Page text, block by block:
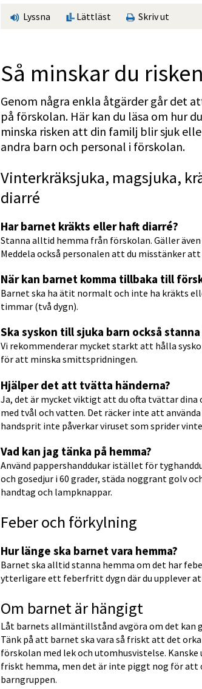
Lyssna Lättläst Skriv ut
Så minskar du
Genom några enkla åtgärder går det
på förskolan. Här kan du läsa om hur
minska risken att din familj blir sjuk
andra barn och personal i förskolan.
Vinterkräksjuka, magsjuka,
diarré
Har barnet kräkts eller haft diarré?
Stanna alltid hemma från förskolan. Gäller även
Meddela också personalen att du misstänker
När kan barnet komma tillbaka till
Barnet ska ha ätit normalt och inte ha kräkts
timmar (två dygn).
Ska syskon till sjuka barn också stanna
Vi rekommenderar mycket starkt att hålla
för att minska smittspridningen.
Hjälper det att tvätta händerna?
Ja, det är mycket viktigt att du ofta tvättar dina
med tvål och vatten. Det räcker inte att
handsprit inte påverkar viruset som sprider
Vad kan jag tänka på hemma?
Använd pappershanddukar istället för
och gosedjur i 60 grader, städa noggrant golv
handtag och lampknappar.
Feber och förkylning
Hur länge ska barnet vara hemma?
Barnet ska alltid stanna hemma om det har
ytterligare ett feberfritt dygn där du upplever
Om barnet är hängigt
Låt barnets allmäntillstånd avgöra om det kan
Tänk på att barnet ska vara så friskt att det
förskolan med lek och utomhusvistelse. Kanske
friskt hemma, men det är inte piggt nog för att
barngruppen.